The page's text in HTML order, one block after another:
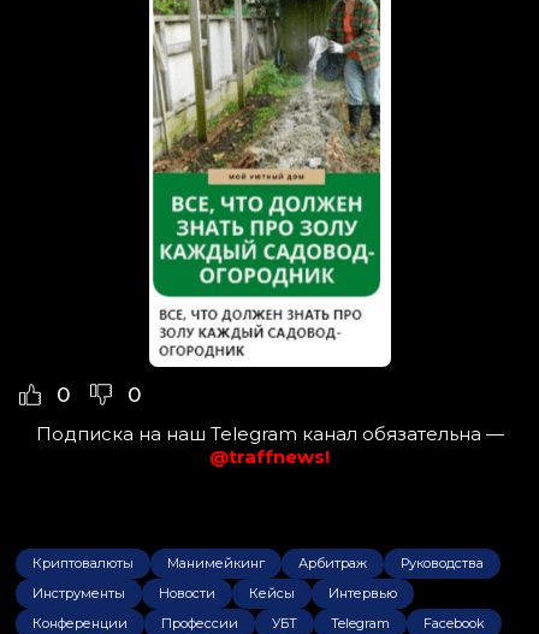
0 0
Подписка на наш Telegram канал обязательна —
@traffnews!
Криптовалюты Манимейкинг Арбитраж
Руководства
Инструменты
Новости Кейсы
Интервью
Конференции
Профессии УБТ Telegram
Facebook